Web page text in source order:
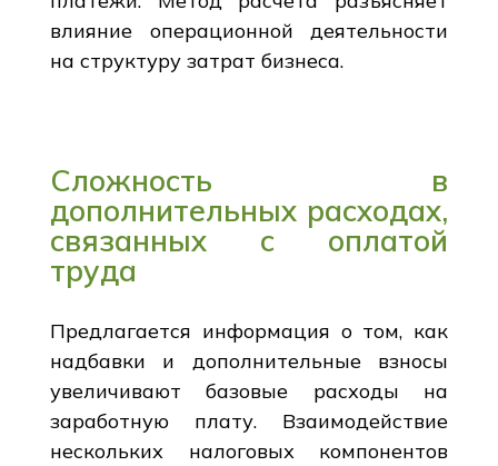
влияние операционной деятельности
на структуру затрат бизнеса.
Сложность в
дополнительных расходах,
связанных с оплатой
труда
Предлагается информация о том, как
надбавки и дополнительные взносы
увеличивают базовые расходы на
заработную плату. Взаимодействие
нескольких налоговых компонентов